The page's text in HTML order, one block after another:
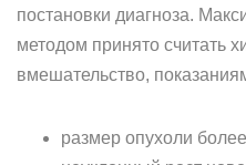
постановки диагноза.
методом принято считать
вмешательство,
размер опухоли